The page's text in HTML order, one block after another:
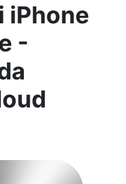
iPhone
-